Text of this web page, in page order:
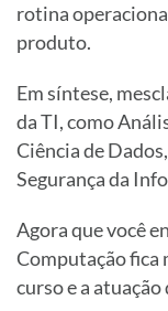
rotina
produto.
Em síntese,
da TI, como
Ciência de
Segurança da
Agora que você
Computação fica
curso e a